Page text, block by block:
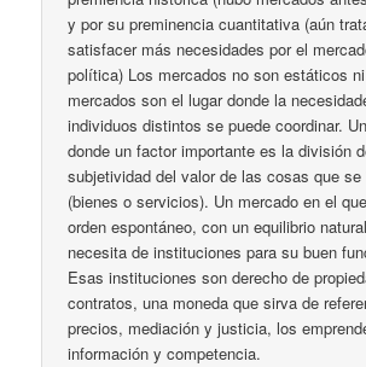
y por su preminencia cuantitativa (aún
satisfacer más necesidades por el
política) Los mercados no son estáticos
mercados son el lugar donde la
individuos distintos se puede coordinar.
donde un factor importante es la división
subjetividad del valor de las cosas que
(bienes o servicios). Un mercado en el
orden espontáneo, con un equilibrio
necesita de instituciones para su buen
Esas instituciones son derecho de
contratos, una moneda que sirva de
precios, mediación y justicia, los
información y competencia.